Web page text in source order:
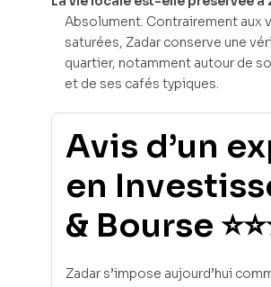
Absolument. Contrairement aux
saturées, Zadar conserve une
quartier, notamment autour de
et de ses cafés typiques.
Avis d’un
en
& Bourse
Zadar s’impose aujourd’hui